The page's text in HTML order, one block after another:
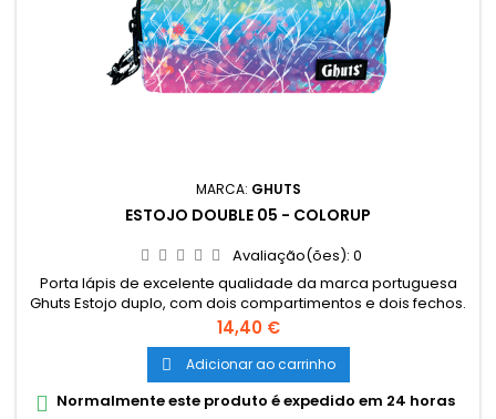
MARCA: GHUTS
ESTOJO DOUBLE 05 - COLORUP
Avaliação(ões): 0
Porta lápis de excelente qualidade da marca portuguesa
Ghuts Estojo duplo, com dois compartimentos e dois fechos.
Dimensões: 20,5 x 9,5 x 8 cm Características: Polyester 600D;
Fechos e cursor certificados YKK
Preço
14,40 €
 Adicionar ao carrinho
 Normalmente este produto é expedido em 24 horas